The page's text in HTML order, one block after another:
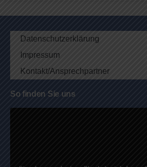
Datenschutzerklärung
Impressum
Kontakt/Ansprechpartner
So finden Sie uns